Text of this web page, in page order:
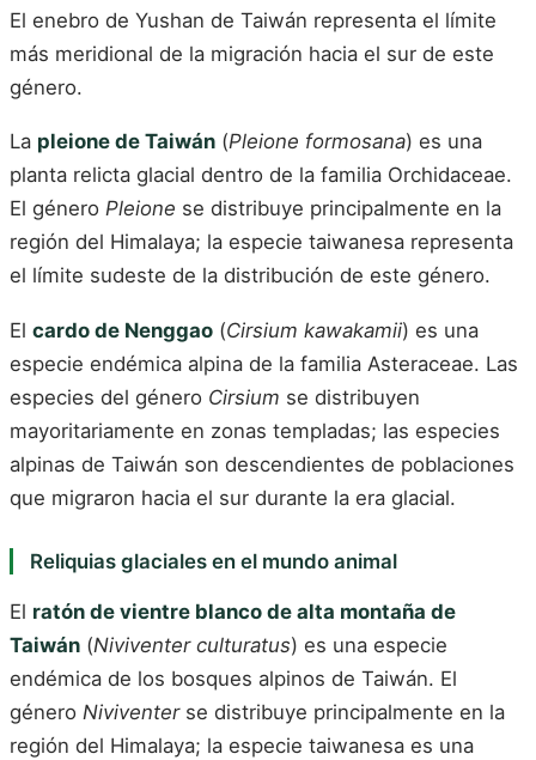
El enebro de Yushan de Taiwán representa el límite
más meridional de la migración hacia el sur de este
género.
La pleione de Taiwán (Pleione formosana) es una
planta relicta glacial dentro de la familia Orchidaceae.
El género Pleione se distribuye principalmente en la
región del Himalaya; la especie taiwanesa representa
el límite sudeste de la distribución de este género.
El cardo de Nenggao (Cirsium kawakamii) es una
especie endémica alpina de la familia Asteraceae. Las
especies del género Cirsium se distribuyen
mayoritariamente en zonas templadas; las especies
alpinas de Taiwán son descendientes de poblaciones
que migraron hacia el sur durante la era glacial.
Reliquias glaciales en el mundo animal
El ratón de vientre blanco de alta montaña de
Taiwán (Niviventer culturatus) es una especie
endémica de los bosques alpinos de Taiwán. El
género Niviventerse distribuye principalmente en la
región del Himalaya; la especie taiwanesa es una